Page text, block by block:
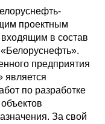
проектным
входящим в состав
предприятия
является
по разработке
За свой